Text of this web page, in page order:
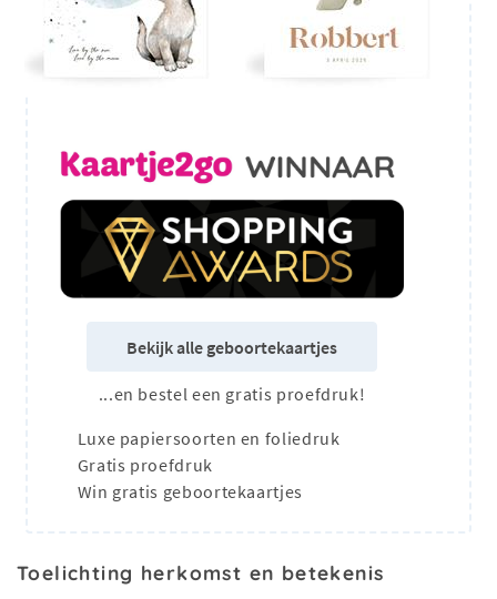
Bekijk alle geboortekaartjes
...en bestel een gratis proefdruk!
Luxe papiersoorten en foliedruk
Gratis proefdruk
Win gratis geboortekaartjes
Toelichting herkomst en betekenis